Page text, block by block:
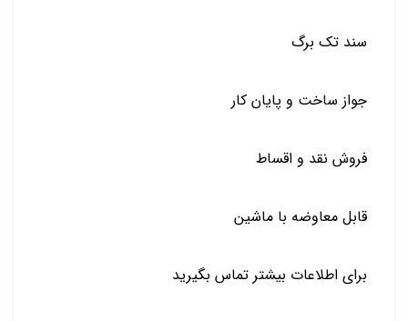
سند تک برگ
جواز ساخت و پایان کار
فروش نقد و اقساط
قابل معاوضه با ماشین
برای اطلاعات بیشتر تماس بگیرید